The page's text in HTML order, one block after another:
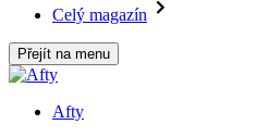
Celý magazín
Přejít na menu
Afty